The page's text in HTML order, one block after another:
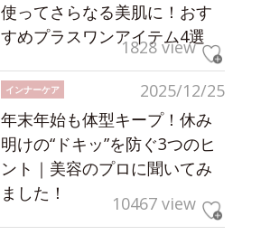
使ってさらなる美肌に！おす
すめプラスワンアイテム4選
1828 view
2025/12/25
インナーケア
年末年始も体型キープ！休み
明けの“ドキッ”を防ぐ3つのヒ
ント｜美容のプロに聞いてみ
ました！
10467 view